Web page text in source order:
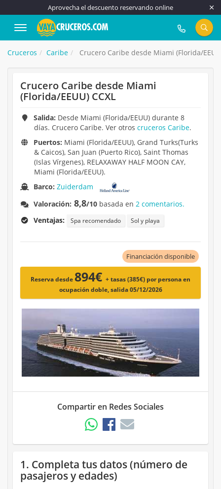
Aprovecha el descuento reservando online
917 815 555
Cruceros Caribe Crucero Caribe desde Miami (Florida/
Crucero Caribe desde Miami
(Florida/EEUU) CCXL
Salida: Desde Miami (Florida/EEUU) durante 8
días. Crucero Caribe. Ver otros cruceros Caribe.
Puertos: Miami (Florida/EEUU), Grand Turks(Turks
& Caicos), San Juan (Puerto Rico), Saint Thomas
(Islas Vírgenes), RELAXAWAY HALF MOON CAY,
Miami (Florida/EEUU).
Barco:Zuiderdam
Valoración: 8,8/10 basada en2 comentarios.
Ventajas:
Spa recomendado Sol y playa
Financiación disponible
Reserva desde 894€ + tasas (385€) por persona en
ocupación doble, salida 05/12/2026
Compartir en Redes Sociales
1. Completa tus datos (número de
pasajeros y edades)